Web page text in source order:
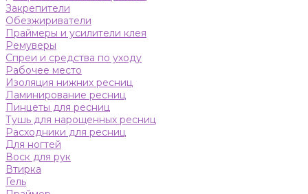
Закрепители
Обезжириватели
Праймеры и усилители клея
Ремуверы
Спреи и средства по уходу
Рабочее место
Изоляция нижних ресниц
Ламинирование ресниц
Пинцеты для ресниц
Тушь для нарощенных ресниц
Расходники для ресниц
Для ногтей
Воск для рук
Втирка
Гель